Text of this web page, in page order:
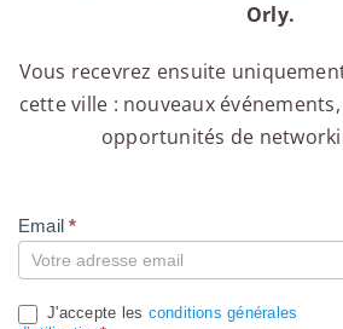
Orly.
Vous recevrez ensuite
cette ville : nouveaux
opportunités de
Compte
Email*
J'accepte les conditions générales